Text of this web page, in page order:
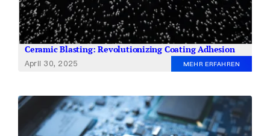
Ceramic Blasting: Revolutionizing Coating Adhesion
April 30, 2025 MEHR ERFAHREN